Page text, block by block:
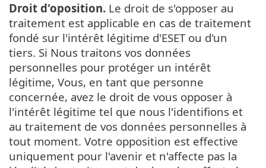
Droit d'oposition. Le droit de s'opposer au
traitement est applicable en cas de traitement
fondé sur l'intérêt légitime d'ESET ou d'un
tiers. Si Nous traitons vos données
personnelles pour protéger un intérêt
légitime, Vous, en tant que personne
concernée, avez le droit de vous opposer à
l'intérêt légitime tel que nous l'identifions et
au traitement de vos données personnelles à
tout moment. Votre opposition est effective
uniquement pour l'avenir et n'affecte pas la